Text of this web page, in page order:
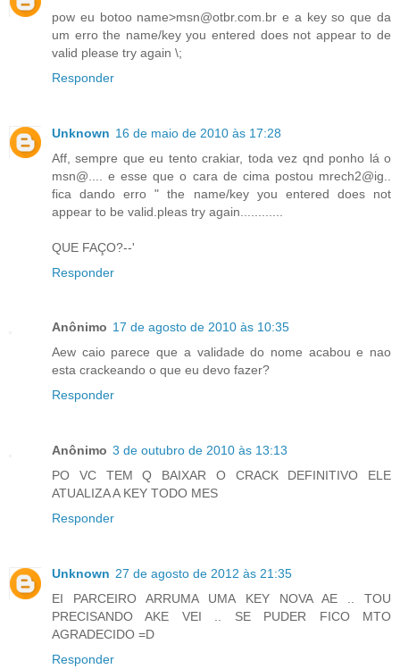
pow eu botoo name>msn@otbr.com.br e a key so que da
um erro the name/key you entered does not appear to de
valid please try again \;
Responder
Unknown 16 de maio de 2010 às 17:28
Aff, sempre que eu tento crakiar, toda vez qnd ponho lá o
msn@.... e esse que o cara de cima postou mrech2@ig..
fica dando erro " the name/key you entered does not
appear to be valid.pleas try again............
QUE FAÇO?--'
Responder
Anônimo 17 de agosto de 2010 às 10:35
Aew caio parece que a validade do nome acabou e nao
esta crackeando o que eu devo fazer?
Responder
Anônimo 3 de outubro de 2010 às 13:13
PO VC TEM Q BAIXAR O CRACK DEFINITIVO ELE
ATUALIZA A KEY TODO MES
Responder
Unknown 27 de agosto de 2012 às 21:35
EI PARCEIRO ARRUMA UMA KEY NOVA AE .. TOU
PRECISANDO AKE VEI .. SE PUDER FICO MTO
AGRADECIDO =D
Responder